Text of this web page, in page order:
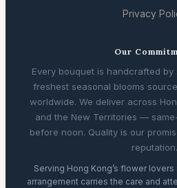
Privacy
Our
Every bouquet is handcrafted
freshest seasonal blooms
worldwide. We deliver across
and the New Territories —
before noon. Quality is our
reputation.
Serving Hong Kong’s flower
arrangement carries the care and